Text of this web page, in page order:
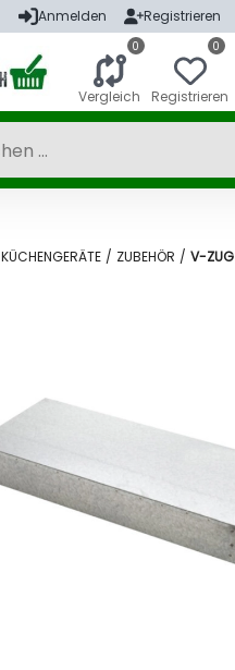
Anmelden Registrieren
0
Vergleich
0
Registrieren
KÜCHENGERÄTE / ZUBEHÖR / V-ZUG